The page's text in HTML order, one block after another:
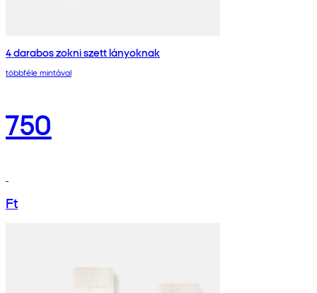
4 darabos zokni szett lányoknak
többféle mintával
750
Ft